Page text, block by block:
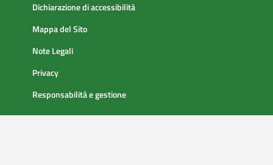
Dichiarazione di accessibilità
Mappa del Sito
Note Legali
Privacy
Responsabilità e gestione